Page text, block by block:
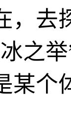
，去
之
某个